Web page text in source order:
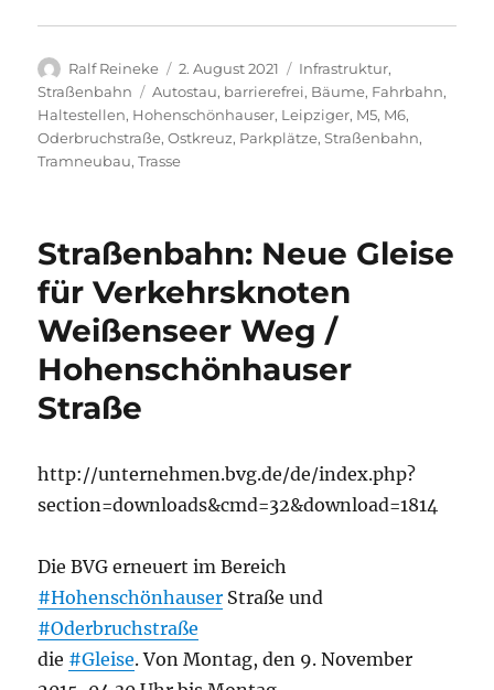
Autor
Ralf Reineke
Veröffentlicht
am
2. August 2021 Kategorien
Infrastruktur,
Straßenbahn
Schlagwörter
Autostau, barrierefrei, Bäume, Fahrbahn,
Haltestellen, Hohenschönhauser, Leipziger, M5, M6,
Oderbruchstraße,Ostkreuz, Parkplätze,Straßenbahn,
Tramneubau,Trasse
Straßenbahn: Neue Gleise
für Verkehrsknoten
Weißenseer Weg /
Hohenschönhauser
Straße
http://unternehmen.bvg.de/de/index.php?
section=downloads&cmd=32&download=1814
Die BVG erneuert im Bereich
#Hohenschönhauser Straße und
#Oderbruchstraße
die #Gleise. Von Montag, den 9. November